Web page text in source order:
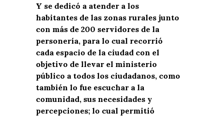
Y se dedicó a atender a los
habitantes de las zonas rurales junto
con más de 200 servidores de la
personería, para lo cual recorrió
cada espacio de la ciudad con el
objetivo de llevar el ministerio
público a todos los ciudadanos, como
también lo fue escuchar a la
comunidad, sus necesidades y
percepciones; lo cual permitió